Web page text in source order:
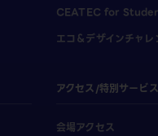
CEATEC for
エコ＆デザインチャレ
アクセス/特別サービス
会場アクセス